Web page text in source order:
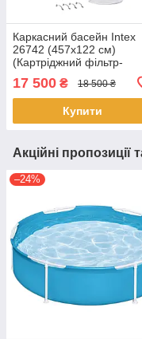
Каркасний басейн Intex
26742 (457x122 см)
(Картріджний фільтр-
насос 3785 л/год,
драбина, тент,
17 500 ₴ 18 500 ₴
Купити
Акційні пропозиції
–24%